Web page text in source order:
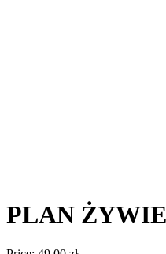
PLAN